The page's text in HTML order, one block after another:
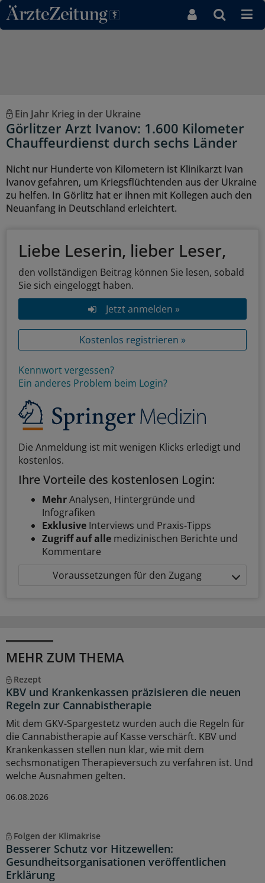
Direkt zum Inhaltsbereich
Ein Jahr Krieg in der Ukraine
Görlitzer Arzt Ivanov: 1.600 Kilometer
Chauffeurdienst durch sechs Länder
Nicht nur Hunderte von Kilometern ist Klinikarzt Ivan
Ivanov gefahren, um Kriegsflüchtenden aus der Ukraine
zu helfen. In Görlitz hat er ihnen mit Kollegen auch den
Neuanfang in Deutschland erleichtert.
Liebe Leserin, lieber Leser,
den vollständigen Beitrag können Sie lesen, sobald
Sie sich eingeloggt haben.
Jetzt anmelden »
Kostenlos registrieren »
Kennwort vergessen?
Ein anderes Problem beim Login?
Die Anmeldung ist mit wenigen Klicks erledigt und
kostenlos.
Ihre Vorteile des kostenlosen Login:
MehrAnalysen, Hintergründe und
Infografiken
Exklusive Interviews und Praxis-Tipps
Zugriff auf alle medizinischen Berichte und
Kommentare
Voraussetzungen für den Zugang
MEHR ZUM THEMA
Rezept
KBV und Krankenkassen präzisieren die neuen
Regeln zur Cannabistherapie
Mit dem GKV-Spargestetz wurden auch die Regeln für
die Cannabistherapie auf Kasse verschärft. KBV und
Krankenkassen stellen nun klar, wie mit dem
sechsmonatigen Therapieversuch zu verfahren ist. Und
welche Ausnahmen gelten.
06.08.2026
Folgen der Klimakrise
Besserer Schutz vor Hitzewellen:
Gesundheitsorganisationen veröffentlichen
Erklärung